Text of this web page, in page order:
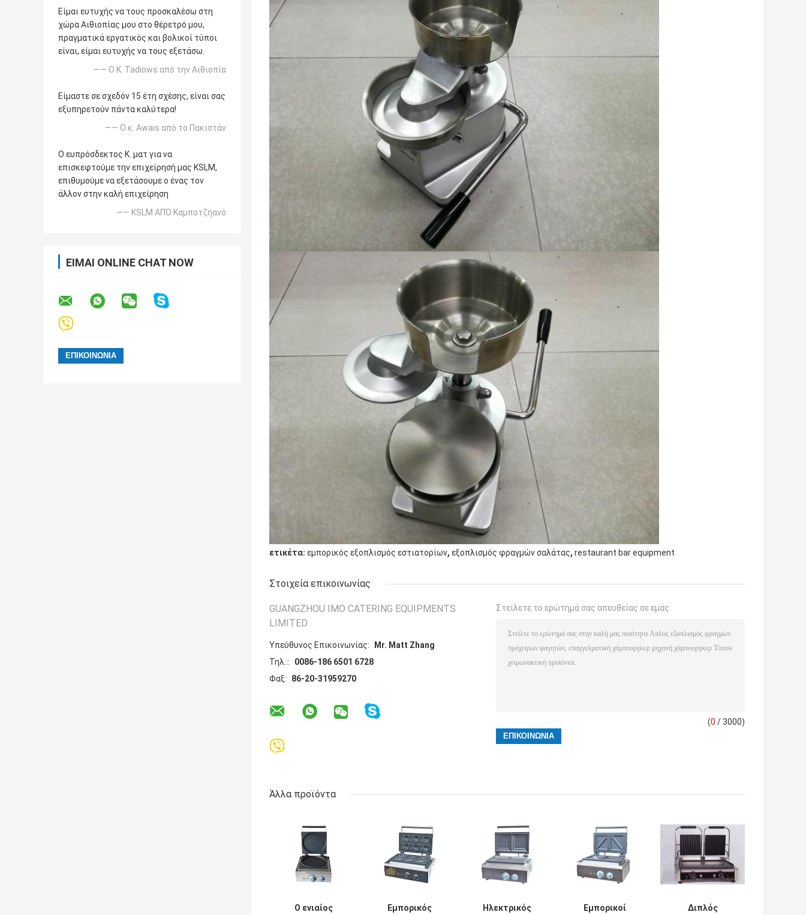
Είμαι ευτυχής να τους προσκαλέσω στη
χώρα Αιθιοπίας μου στο θέρετρό μου,
πραγματικά εργατικός και βολικοί τύποι
είναι, είμαι ευτυχής να τους εξετάσω.
—— Ο Κ. Tadiows από την Αιθιοπία
Είμαστε σε σχεδόν 15 έτη σχέσης, είναι σας
εξυπηρετούν πάντα καλύτερα!
—— Ο κ. Awais από το Πακιστάν
Ο ευπρόσδεκτος Κ. ματ για να
επισκεφτούμε την επιχείρησή μας KSLM,
επιθυμούμε να εξετάσουμε ο ένας τον
άλλον στην καλή επιχείρηση
—— KSLM ΑΠΌ Καμποτζηανό
ΕΊΜΑΙ ONLINE CHAT NOW
ετικέτα: εμπορικός εξοπλισμός εστιατορίων, εξοπλισμός φραγμών σαλάτας, restaurant bar equipment
Στοιχεία επικοινωνίας
GUANGZHOU IMO CATERING EQUIPMENTS
LIMITED
Υπεύθυνος Επικοινωνίας:
Mr. Matt Zhang
Τηλ.::
0086-186 6501 6728
Φαξ:
86-20-31959270
Στείλετε το ερώτημά σας απευθείας σε εμάς
(0 / 3000)
Άλλα προϊόντα
Ο ενιαίος Εμπορικός Ηλεκτρικός Εμπορικοί Διπλός